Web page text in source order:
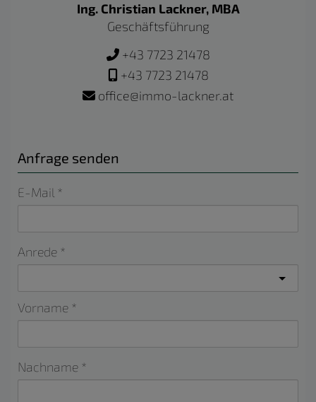
Ing. Christian Lackner, MBA
Geschäftsführung
+43 7723 21478
+43 7723 21478
office@immo-lackner.at
Anfrage senden
E-Mail
Anrede
Vorname
Nachname